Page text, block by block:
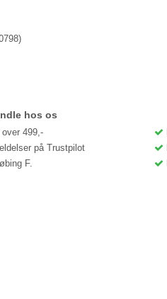
hos os
499,-
på Trustpilot
F.